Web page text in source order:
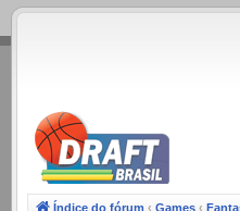
.
Índice do fórum ‹ Games ‹